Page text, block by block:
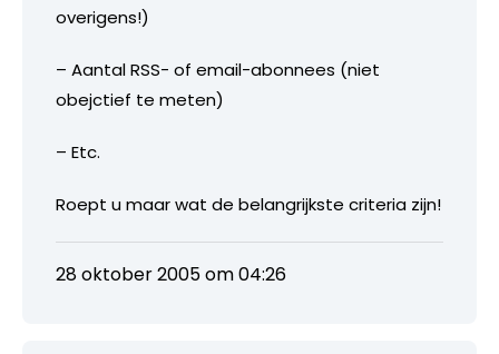
overigens!)
– Aantal RSS- of email-abonnees (niet
obejctief te meten)
– Etc.
Roept u maar wat de belangrijkste criteria zijn!
28 oktober 2005 om 04:26